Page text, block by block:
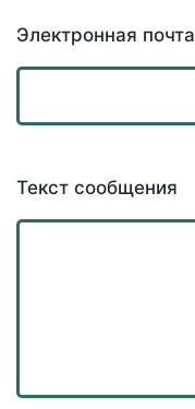
Электронная почта
Текст сообщения